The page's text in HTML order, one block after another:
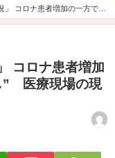
」 コロナ患者増加の一方でイ
コロナ患者増加
” 医療現場の現